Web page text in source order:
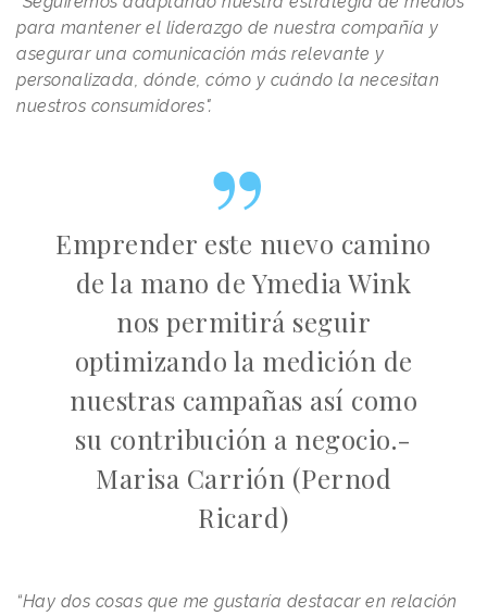
para mantener el liderazgo de nuestra compañía y
asegurar una comunicación más relevante y
personalizada, dónde, cómo y cuándo la necesitan
nuestros consumidores".
Emprender este nuevo camino
de la mano de Ymedia Wink
nos permitirá seguir
optimizando la medición de
nuestras campañas así como
su contribución a negocio.-
Marisa Carrión (Pernod
Ricard)
“Hay dos cosas que me gustaría destacar en relación